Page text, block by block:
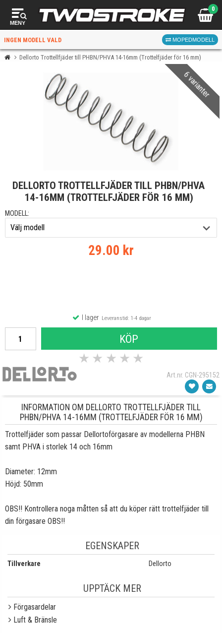
MENY
0
INGEN MODELL VALD MOPEDMODELL
VÄLJ MOPED FÖR RÄTT DELAR
När du valt kommer butiken visa delar för vald moped
och universella produkter.
Dellorto Trottellfjäder till PHBN/PHVA 14-16mm (Trottelfjäder för 16 mm)
6 varianter
DELLORTO TROTTELLFJÄDER TILL PHBN/PHVA
14-16MM (TROTTELFJÄDER FÖR 16 MM)
MODELL:
29.00 kr
I lagerLeveranstid: 1-4 dagar
KÖP
★ ★ ★ ★ ★
Art.nr. CGN-295152
INFORMATION OM DELLORTO TROTTELLFJÄDER TILL
PHBN/PHVA 14-16MM (TROTTELFJÄDER FÖR 16 MM)
Trottelfjäder som passar Dellortoförgasare av modellerna PHBN
samt PHVA i storlek 14 och 16mm
Diameter: 12mm
Höjd: 50mm
OBS!! Kontrollera noga måtten så att du köper rätt trottelfjäder till
din förgasare OBS!!
EGENSKAPER
Tillverkare Dellorto
UPPTÄCK MER
Förgasardelar
Luft & Bränsle